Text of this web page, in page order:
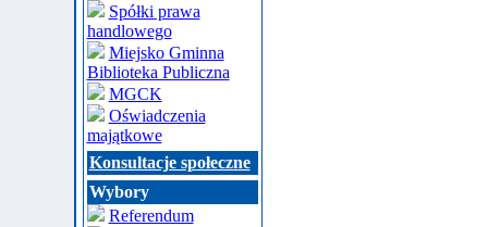
Spółki prawa
handlowego
Miejsko Gminna
Biblioteka Publiczna
MGCK
Oświadczenia
majątkowe
Konsultacje społeczne
Wybory
Referendum